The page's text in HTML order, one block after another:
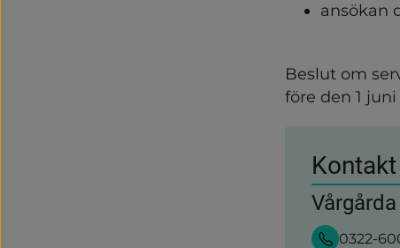
ansökan
Beslut om
före den 1 juni
Kontakt
0322-